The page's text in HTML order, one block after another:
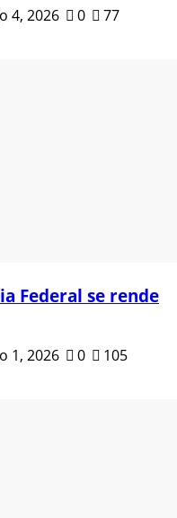
4, 2026 0
77
Federal se rende
1, 2026 0 105